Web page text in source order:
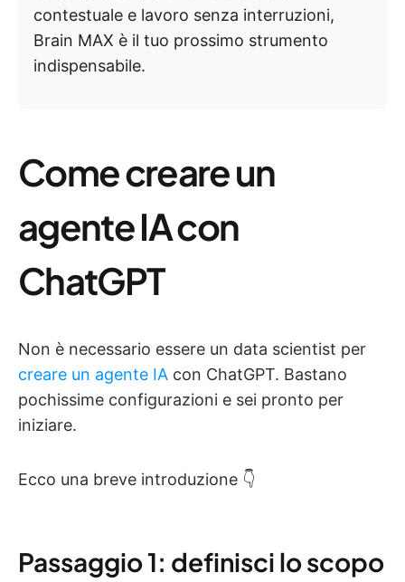
contestuale e lavoro senza interruzioni,
Brain MAX è il tuo prossimo strumento
indispensabile.
Come creare un
agente IA con
ChatGPT
Non è necessario essere un data scientist per
creare un agente IA con ChatGPT. Bastano
pochissime configurazioni e sei pronto per
iniziare.
Ecco una breve introduzione 👇
Passaggio 1: definisci lo scopo